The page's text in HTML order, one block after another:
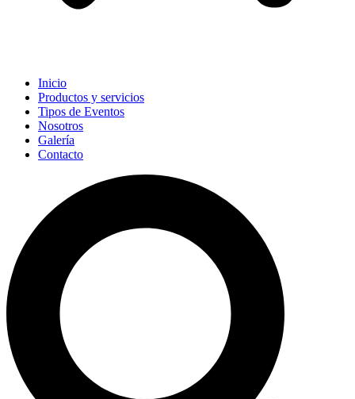
Inicio
Productos y servicios
Tipos de Eventos
Nosotros
Galería
Contacto